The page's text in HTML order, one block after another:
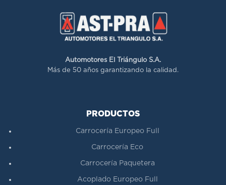
Automotores El Triángulo S.A.
Más de 50 años garantizando la calidad.
PRODUCTOS
Carrocería Europeo Full
Carrocería Eco
Carrocería Paquetera
Acoplado Europeo Full